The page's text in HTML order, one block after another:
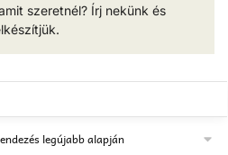
szeretnél? Írj nekünk és